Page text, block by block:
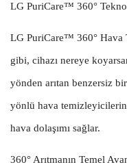
LG PuriCare™ 360°
LG PuriCare™ 360° Hava
gibi, cihazı nereye
yönden arıtan benzersiz
yönlü hava
hava dolaşımı sağlar.
360° Arıtmanın Temel